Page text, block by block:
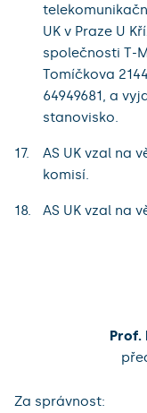
UK v Praze U
společnosti T-
Tomíčkova
64949681, a
stanovisko.
AS UK vzal na
komisí.
AS UK vzal na
Prof.
Za správnost: